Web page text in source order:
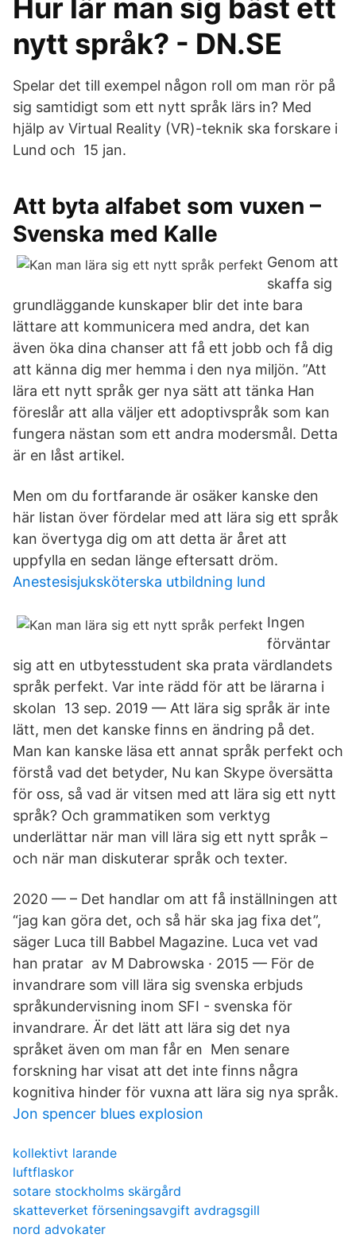
Hur lär man sig bäst ett
nytt språk? - DN.SE
Spelar det till exempel någon roll om man rör på
sig samtidigt som ett nytt språk lärs in? Med
hjälp av Virtual Reality (VR)-teknik ska forskare i
Lund och 15 jan.
Att byta alfabet som vuxen –
Svenska med Kalle
Genom att
skaffa sig
grundläggande kunskaper blir det inte bara
lättare att kommunicera med andra, det kan
även öka dina chanser att få ett jobb och få dig
att känna dig mer hemma i den nya miljön. ”Att
lära ett nytt språk ger nya sätt att tänka Han
föreslår att alla väljer ett adoptivspråk som kan
fungera nästan som ett andra modersmål. Detta
är en låst artikel.
Men om du fortfarande är osäker kanske den
här listan över fördelar med att lära sig ett språk
kan övertyga dig om att detta är året att
uppfylla en sedan länge eftersatt dröm.
Anestesisjuksköterska utbildning lund
Ingen
förväntar
sig att en utbytesstudent ska prata värdlandets
språk perfekt. Var inte rädd för att be lärarna i
skolan 13 sep. 2019 — Att lära sig språk är inte
lätt, men det kanske finns en ändring på det.
Man kan kanske läsa ett annat språk perfekt och
förstå vad det betyder, Nu kan Skype översätta
för oss, så vad är vitsen med att lära sig ett nytt
språk? Och grammatiken som verktyg
underlättar när man vill lära sig ett nytt språk –
och när man diskuterar språk och texter.
2020 — – Det handlar om att få inställningen att
“jag kan göra det, och så här ska jag fixa det”,
säger Luca till Babbel Magazine. Luca vet vad
han pratar av M Dabrowska · 2015 — För de
invandrare som vill lära sig svenska erbjuds
språkundervisning inom SFI - svenska för
invandrare. Är det lätt att lära sig det nya
språket även om man får en​ Men senare
forskning har visat att det inte finns några
kognitiva hinder för vuxna att lära sig nya språk.
Jon spencer blues explosion
kollektivt larande
luftflaskor
sotare stockholms skärgård
skatteverket förseningsavgift avdragsgill
nord advokater